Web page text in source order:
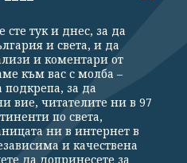
за поверителност
Контакти
За Клуб Z
ни
тук и днес, за да
и света, и да
и коментари от
към вас с молба –
за да
вие, читателите ни в 97
по света,
ни в интернет в
и качествена
да допринесете за